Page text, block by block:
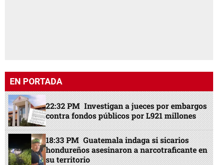
EN PORTADA
22:32 PM Investigan a jueces por embargos
contra fondos públicos por L921 millones
18:33 PM Guatemala indaga si sicarios
hondureños asesinaron a narcotraficante en
su territorio